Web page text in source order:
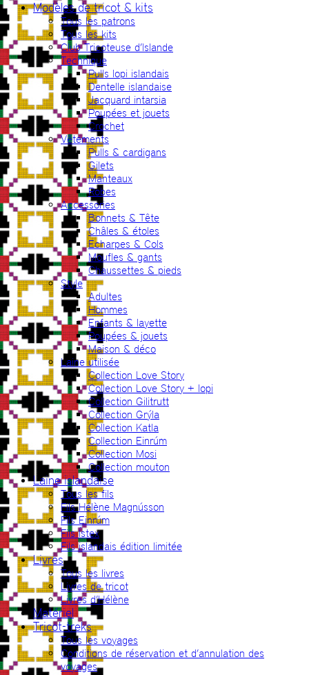
Modèles de tricot & kits
Tous les patrons
Tous les kits
Club Tricoteuse d’Islande
Technique
Pulls lopi islandais
Dentelle islandaise
Jacquard intarsia
Poupées et jouets
Crochet
Vêtements
Pulls & cardigans
Gilets
Manteaux
Robes
Accessories
Bonnets & Tête
Châles & étoles
Echarpes & Cols
Moufles & gants
Chaussettes & pieds
Style
Adultes
Hommes
Enfants & layette
Poupées & jouets
Maison & déco
Laine utilisée
Collection Love Story
Collection Love Story + lopi
Collection Gilitrutt
Collection Grýla
Collection Katla
Collection Einrúm
Collection Mosi
Collection mouton
Laine islandaise
Tous les fils
Fils Hélène Magnússon
Fils Einrúm
Fils Ístex
Fils islandais édition limitée
Livres
Tous les livres
Livres de tricot
Livres d’Hélène
Matériel
Tricot-treks
Tous les voyages
Conditions de réservation et d’annulation des
voyages